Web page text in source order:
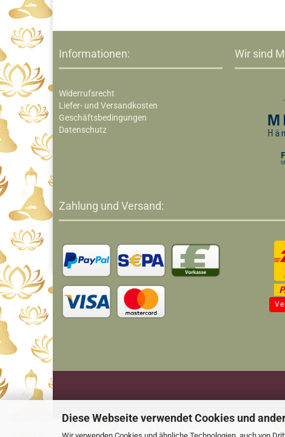
Diese Webseite verwendet Cookies und
Informationen:
Widerrufsrecht
Liefer- und Versandkosten
Geschäftsbedingungen
Datenschutz
Wir sind
Zahlung und Versand: